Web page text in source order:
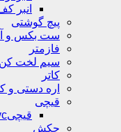
انبر
پیچ گوشتی
ست بکس و
فازمتر
سیم لخت کن
کاتر
اره دستی و
قیچی
قیچیpvc
چکش